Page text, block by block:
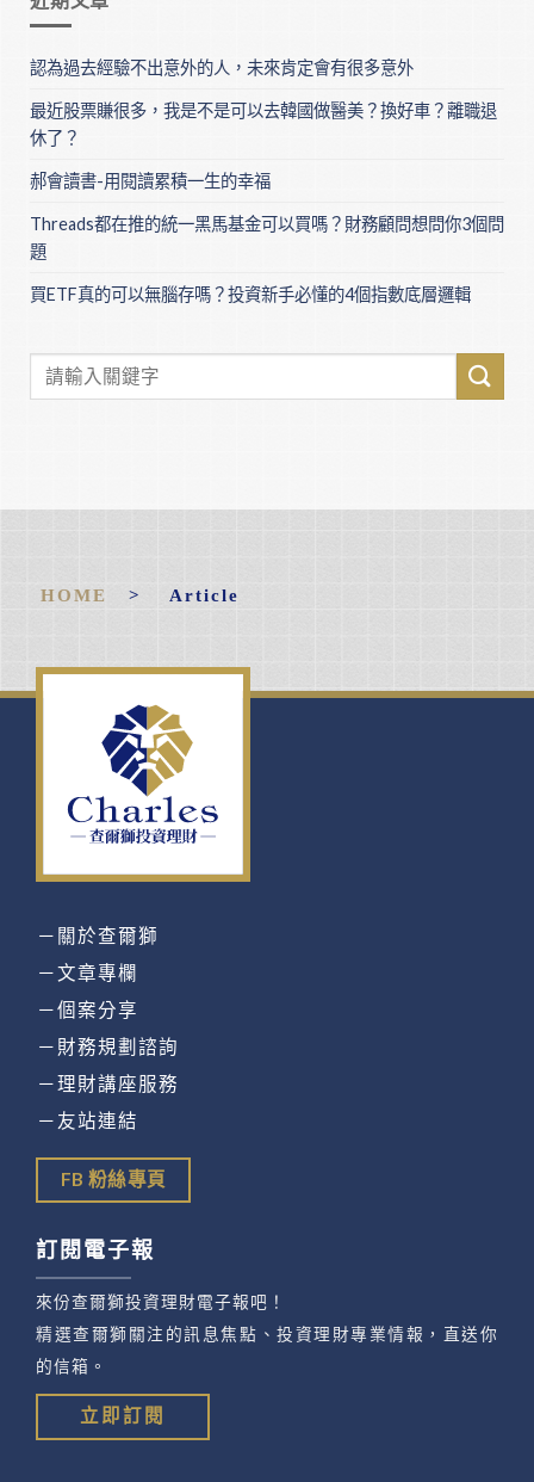
認為過去經驗不出意外的人，未來肯定會有很多意外
最近股票賺很多，我是不是可以去韓國做醫美？換好車？離職退
休了？
郝會讀書-用閱讀累積一生的幸福
Threads都在推的統一黑馬基金可以買嗎？財務顧問想問你3個問
題
買ETF真的可以無腦存嗎？投資新手必懂的4個指數底層邏輯
HOME > Article
－關於查爾獅
－文章專欄
－個案分享
－財務規劃諮詢
－理財講座服務
－友站連結
FB 粉絲專頁
訂閱電子報
來份查爾獅投資理財電子報吧！
精選查爾獅關注的訊息焦點、投資理財專業情報，直送你
的信箱。
立即訂閱